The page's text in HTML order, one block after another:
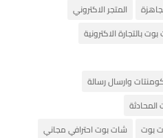
المتجر الاكتروني
بالتجارة الاكترونية
وارسال رسالة
المحادثة
بوت شات بوت احترافي مجاني